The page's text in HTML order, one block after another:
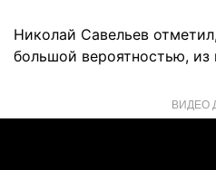
Николай Савельев
большой вероятностью, из
ВИДЕО